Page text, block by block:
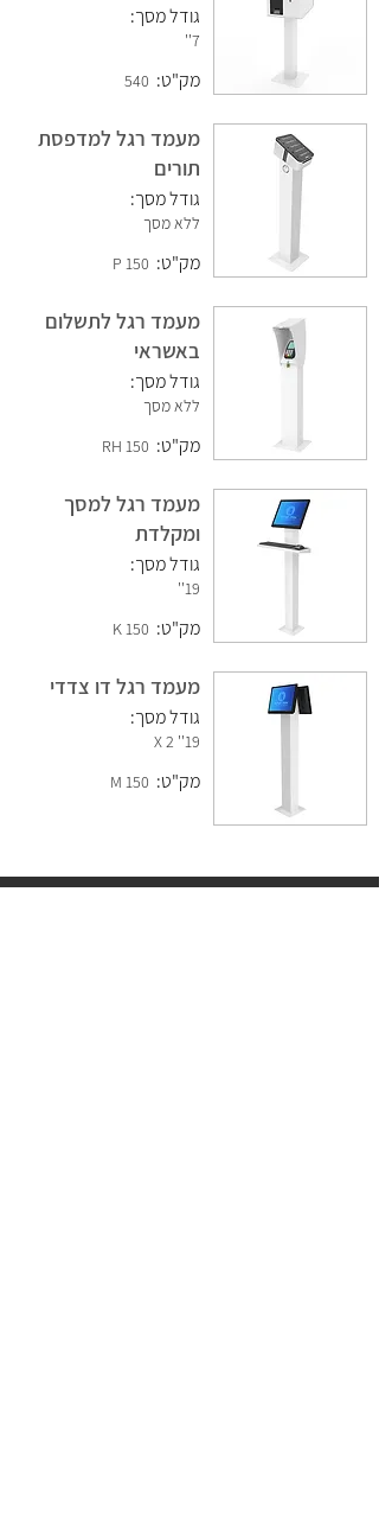
גודל מסך:
7''
540 מק"ט:
מעמד רגל למדפסת
תורים
גודל מסך:
ללא מסך
150 P מק"ט:
מעמד רגל לתשלום
באשראי
גודל מסך:
ללא מסך
150 RH מק"ט:
מעמד רגל למסך
ומקלדת
גודל מסך:
19''
150 K מק"ט:
מעמד רגל דו צדדי
גודל מסך:
19'' 2 X
150 M מק"ט: